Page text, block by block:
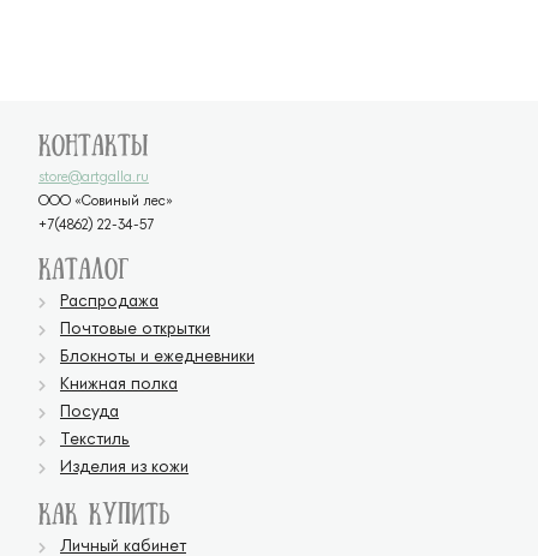
Контакты
store@artgalla.ru
ООО «Совиный лес»
+7(4862) 22-34-57
Каталог
Распродажа
Почтовые открытки
Блокноты и ежедневники
Книжная полка
Посуда
Текстиль
Изделия из кожи
Как купить
Личный кабинет